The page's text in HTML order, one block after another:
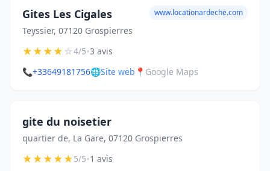
Gites Les Cigales
Teyssier, 07120 Grospierres
www.locationardeche.com
★★★★☆4/5•3 avis
📞+33649181756🌐Site web 📍 Google Maps
gite du noisetier
quartier de, La Gare, 07120 Grospierres
★★★★★5/5•1 avis